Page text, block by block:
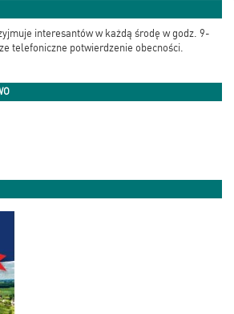
interesantów w każdą środę w godz. 9-
telefoniczne potwierdzenie obecności.